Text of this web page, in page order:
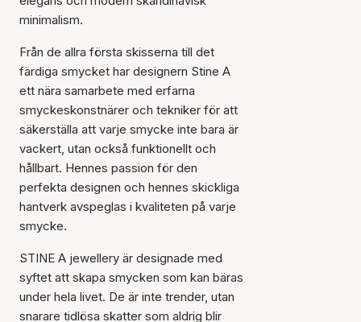
minimalism.
Från de allra första skisserna till det
färdiga smycket har designern Stine A
ett nära samarbete med erfarna
smyckeskonstnärer och tekniker för att
säkerställa att varje smycke inte bara är
vackert, utan också funktionellt och
hållbart. Hennes passion för den
perfekta designen och hennes skickliga
hantverk avspeglas i kvaliteten på varje
smycke.
STINE A jewellery är designade med
syftet att skapa smycken som kan bäras
under hela livet. De är inte trender, utan
snarare tidlösa skatter som aldrig blir